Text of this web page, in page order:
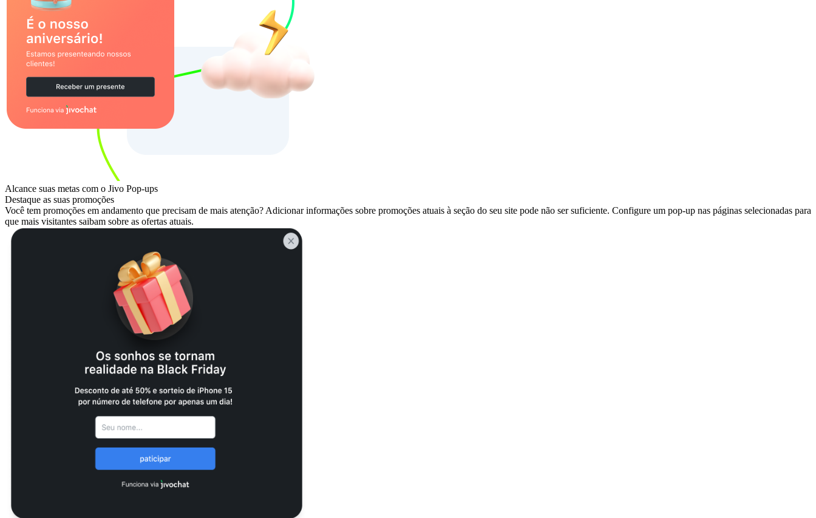
Alcance suas metas com o Jivo Pop-ups
Destaque as suas promoções
Você tem promoções em andamento que precisam de mais atenção? Adicionar informações sobre promoções atuais à seção do seu site pode não ser suficiente. Configure um pop-up nas páginas selecionadas para
que mais visitantes saibam sobre as ofertas atuais.